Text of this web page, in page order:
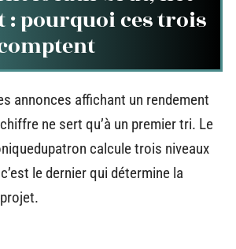
: pourquoi ces trois
annonces affichant un rendement
ne sert qu’à un premier tri. Le
calcule trois niveaux
le dernier qui détermine la